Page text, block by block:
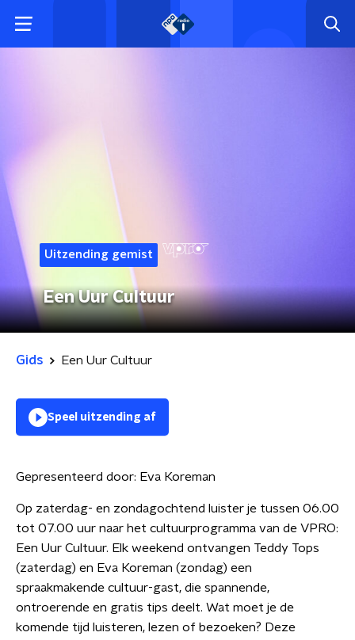
Uitzending gemist
Een Uur Cultuur
Gids Een Uur Cultuur
Speel uitzending af
Gepresenteerd door: Eva Koreman
Op zaterdag- en zondagochtend luister je tussen 06.00
tot 07.00 uur naar het cultuurprogramma van de VPRO:
Een Uur Cultuur. Elk weekend ontvangen Teddy Tops
(zaterdag) en Eva Koreman (zondag) een
spraakmakende cultuur-gast, die spannende,
ontroerende en gratis tips deelt. Wat moet je de
komende tijd luisteren, lezen of bezoeken? Deze